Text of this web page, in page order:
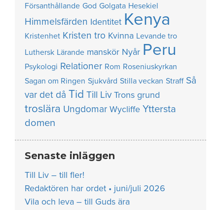
Försanthållande God Golgata Hesekiel
Himmelsfärden Identitet Kenya
Kristenhet Kristen tro Kvinna Levande tro
Luthersk Lärande manskör Nyår Peru
Psykologi Relationer Rom Roseniuskyrkan
Sagan om Ringen Sjukvård Stilla veckan Straff Så
var det då Tid Till Liv Trons grund
troslära Ungdomar Wycliffe Yttersta
domen
Senaste inläggen
Till Liv – till fler!
Redaktören har ordet • juni/juli 2026
Vila och leva – till Guds ära